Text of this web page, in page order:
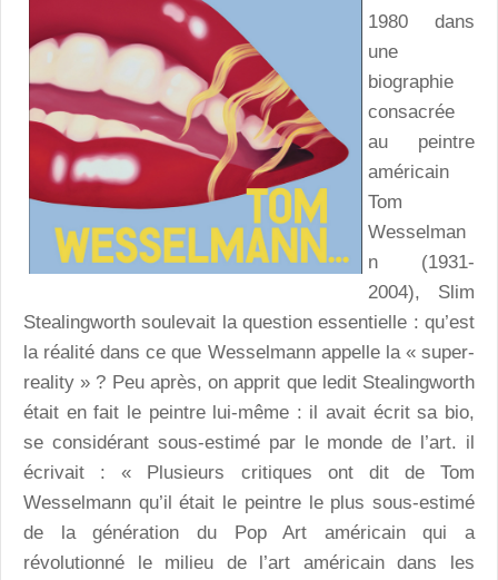
1980 dans
une
biographie
consacrée
au peintre
américain
Tom
Wesselman
n (1931-
2004), Slim
Stealingworth soulevait la question essentielle : qu’est
la réalité dans ce que Wesselmann appelle la « super-
reality » ? Peu après, on apprit que ledit Stealingworth
était en fait le peintre lui-même : il avait écrit sa bio,
se considérant sous-estimé par le monde de l’art. il
écrivait : « Plusieurs critiques ont dit de Tom
Wesselmann qu’il était le peintre le plus sous-estimé
de la génération du Pop Art américain qui a
révolutionné le milieu de l’art américain dans les